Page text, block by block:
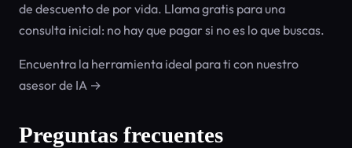
de descuento de por vida. Llama gratis para una
consulta inicial: no hay que pagar si no es lo que buscas.
Encuentra la herramienta ideal para ti con nuestro
asesor de IA →
Preguntas frecuentes